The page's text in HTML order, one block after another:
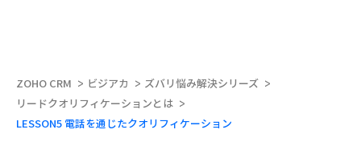
ZOHO CRM ビジアカ
ズバリ悩み解決シリーズ
リードクオリフィケーションとは
LESSON5 電話を通じたクオリフィケーション